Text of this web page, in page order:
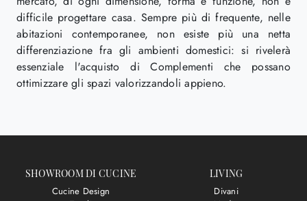
difficile progettare casa. Sempre più di frequente, nelle
abitazioni contemporanee, non esiste più una netta
differenziazione fra gli ambienti domestici: si rivelerà
essenziale l'acquisto di Complementi che possano
ottimizzare gli spazi valorizzandoli appieno.
SHOWROOM DI CUCINE
Cucine Design
LIVING
Divani